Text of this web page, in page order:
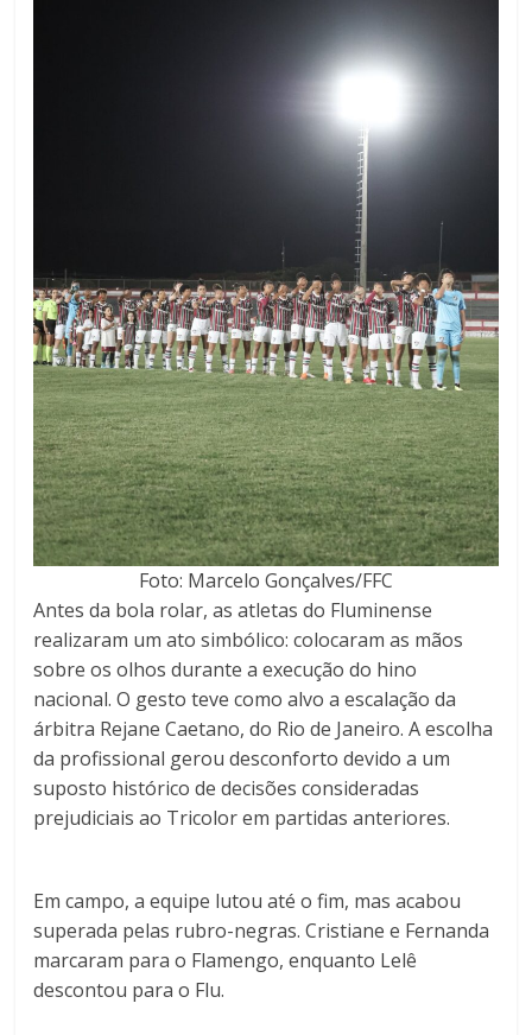
Foto: Marcelo Gonçalves/FFC
Antes da bola rolar, as atletas do Fluminense
realizaram um ato simbólico: colocaram as mãos
sobre os olhos durante a execução do hino
nacional. O gesto teve como alvo a escalação da
árbitra Rejane Caetano, do Rio de Janeiro. A escolha
da profissional gerou desconforto devido a um
suposto histórico de decisões consideradas
prejudiciais ao Tricolor em partidas anteriores.
Em campo, a equipe lutou até o fim, mas acabou
superada pelas rubro-negras. Cristiane e Fernanda
marcaram para o Flamengo, enquanto Lelê
descontou para o Flu.